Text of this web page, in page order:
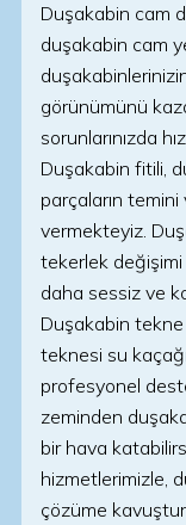
Duşakabin cam
duşakabin cam
görünümünü
sorunlarınızda
Duşakabin fitili,
parçaların
vermekteyiz.
tekerlek değişimi
daha sessiz ve
Duşakabin
teknesi su
profesyonel
zeminden
bir hava
hizmetlerimizle,
çözüme